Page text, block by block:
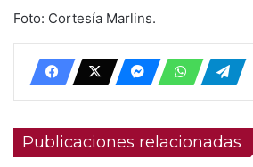
Foto: Cortesía Marlins.
Publicaciones relacionadas